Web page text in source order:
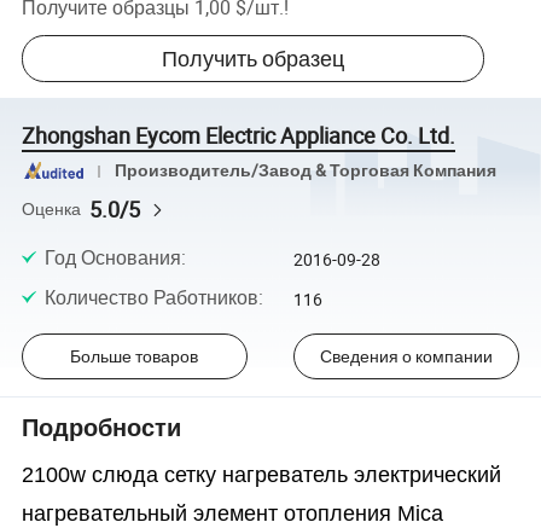
Получите образцы 1,00 $/шт.!
Получить образец
Zhongshan Eycom Electric Appliance Co. Ltd.
Производитель/Завод & Торговая Компания
Оценка 5.0/5
Год Основания: 2016-09-28
Количество Работников: 116
Больше товаров Сведения о компании
Подробности
2100w слюда сетку нагреватель электрический
нагревательный элемент отопления Mica